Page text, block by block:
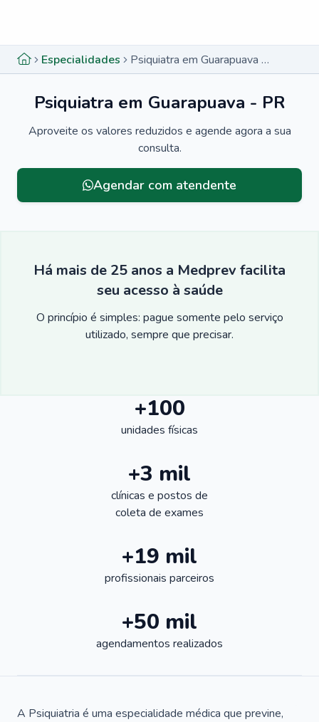
Especialidades Psiquiatra em Guarapuava - PR
Psiquiatra em Guarapuava - PR
Aproveite os valores reduzidos e agende agora a sua
consulta.
Agendar com atendente
Menu lateral
Há mais de 25 anos a Medprev facilita
seu acesso à saúde
O princípio é simples: pague somente pelo serviço
utilizado, sempre que precisar.
+100
unidades físicas
+3 mil
clínicas e postos de
coleta de exames
+19 mil
profissionais parceiros
+50 mil
agendamentos realizados
A Psiquiatria é uma especialidade médica que previne,